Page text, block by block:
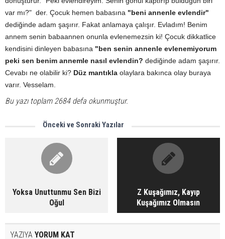
var mı?" der. Çocuk hemen babasına "beni annenle evlendir"
dediğinde adam şaşırır. Fakat anlamaya çalışır. Evladım! Benim
annem senin babaannen onunla evlenemezsin ki! Çocuk dikkatlice
kendisini dinleyen babasına "ben senin annenle evlenemiyorum
peki sen benim annemle nasıl evlendin? dediğinde adam şaşırır.
Cevabı ne olabilir ki? Düz mantıkla olaylara bakınca olay buraya
varır. Vesselam.
Bu yazı toplam 2684 defa okunmuştur.
Önceki ve Sonraki Yazılar
Yoksa Unuttunmu Sen Bizi
Oğul
Z Kuşağımız, Kayıp
Kuşağımız Olmasın
YAZIYA YORUM KAT